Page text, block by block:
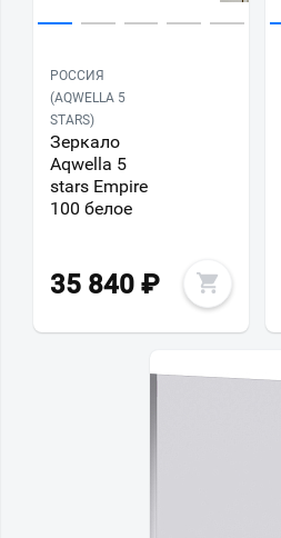
РОССИЯ
(AQWELLA 5
STARS)
Зеркало
Aqwella 5
stars Empire
100 белое
35 840 ₽